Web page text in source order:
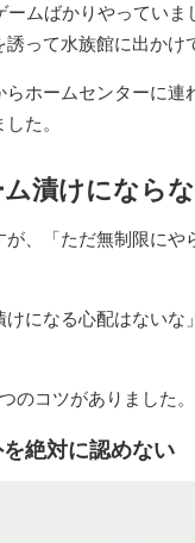
ムばかりやってい
って水族館に出かけ
ホームセンターに
た。
漬けになら
、「ただ無制限に
けになる心配はない
のコツがありました。
絶対に認めない